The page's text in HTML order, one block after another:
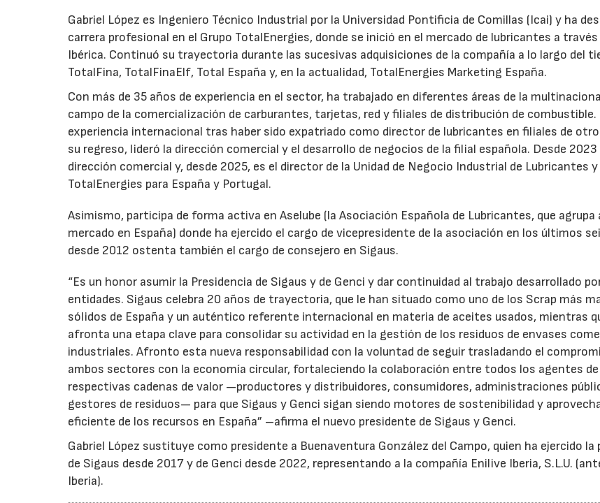
Gabriel López es Ingeniero Técnico Industrial por la Universidad Pontificia de Comillas (Icai) y ha
carrera profesional en el Grupo TotalEnergies, donde se inició en el mercado de lubricantes a través
Ibérica. Continuó su trayectoria durante las sucesivas adquisiciones de la compañía a lo largo del
TotalFina, TotalFinaElf, Total España y, en la actualidad, TotalEnergies Marketing España.
Con más de 35 años de experiencia en el sector, ha trabajado en diferentes áreas de la
campo de la comercialización de carburantes, tarjetas, red y filiales de distribución de combustible.
experiencia internacional tras haber sido expatriado como director de lubricantes en filiales de
su regreso, lideró la dirección comercial y el desarrollo de negocios de la filial española. Desde
dirección comercial y, desde 2025, es el director de la Unidad de Negocio Industrial de Lubricantes y
TotalEnergies para España y Portugal.
Asimismo, participa de forma activa en Aselube (la Asociación Española de Lubricantes, que agrupa
mercado en España) donde ha ejercido el cargo de vicepresidente de la asociación en los últimos
desde 2012 ostenta también el cargo de consejero en Sigaus.
“Es un honor asumir la Presidencia de Sigaus y de Genci y dar continuidad al trabajo desarrollado
entidades. Sigaus celebra 20 años de trayectoria, que le han situado como uno de los Scrap más
sólidos de España y un auténtico referente internacional en materia de aceites usados, mientras
afronta una etapa clave para consolidar su actividad en la gestión de los residuos de envases
industriales. Afronto esta nueva responsabilidad con la voluntad de seguir trasladando el
ambos sectores con la economía circular, fortaleciendo la colaboración entre todos los agentes
respectivas cadenas de valor —productores y distribuidores, consumidores, administraciones
gestores de residuos— para que Sigaus y Genci sigan siendo motores de sostenibilidad y
eficiente de los recursos en España” –afirma el nuevo presidente de Sigaus y Genci.
Gabriel López sustituye como presidente a Buenaventura González del Campo, quien ha ejercido la
de Sigaus desde 2017 y de Genci desde 2022, representando a la compañía Enilive Iberia, S.L.U.
Iberia).